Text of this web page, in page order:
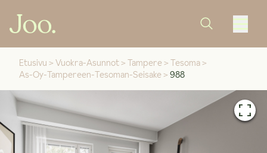
Etusivu > Vuokra-Asunnot > Tampere > Tesoma >
As-Oy-Tampereen-Tesoman-Seisake > 988